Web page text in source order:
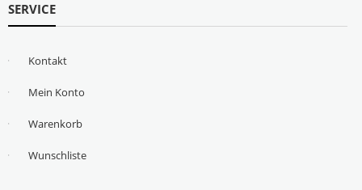
SERVICE
Kontakt
Mein Konto
Warenkorb
Wunschliste